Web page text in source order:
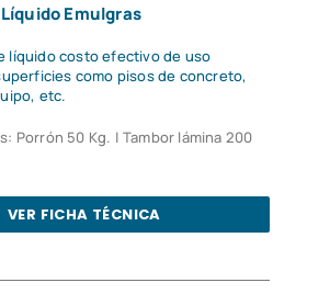
Emulgras
líquido costo efectivo de uso
como pisos de concreto,
etc.
Porrón 50 Kg. | Tambor lámina 200
VER FICHA TÉCNICA